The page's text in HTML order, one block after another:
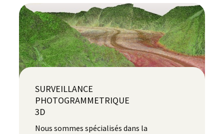
SURVEILLANCE
PHOTOGRAMMETRIQUE
3D
Nous sommes spécialisés dans la